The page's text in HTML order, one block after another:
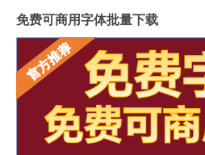
免费可商用字体批量下载